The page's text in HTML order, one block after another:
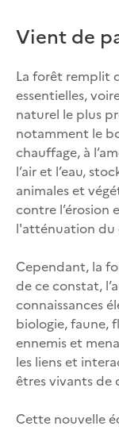
Vient de
La forêt remplit
essentielles,
naturel le plus
notamment le
chauffage, à
l’air et l’eau,
animales et
contre l’érosion
l'atténuation du
Cependant, la
de ce constat,
connaissances
biologie, faune,
ennemis et
les liens et
êtres vivants de
Cette nouvelle